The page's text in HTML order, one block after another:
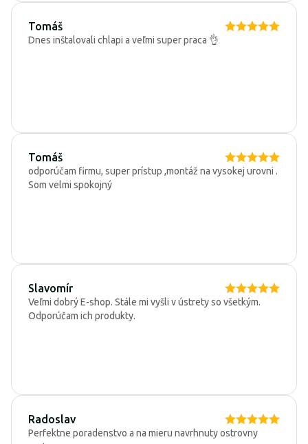
Tomáš
Dnes inštalovali chlapi a veľmi super praca 👌
Tomáš
odporúčam firmu, super prístup ,montáž na vysokej urovni .
Som velmi spokojný
Slavomír
Veľmi dobrý E-shop. Stále mi vyšli v ústrety so všetkým.
Odporúčam ich produkty.
Radoslav
Perfektne poradenstvo a na mieru navrhnuty ostrovny